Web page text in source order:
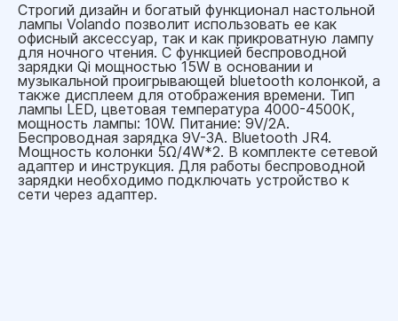
Строгий дизайн и богатый функционал настольной
лампы Volando позволит использовать ее как
офисный аксессуар, так и как прикроватную лампу
для ночного чтения. С функцией беспроводной
зарядки Qi мощностью 15W в основании и
музыкальной проигрывающей bluetooth колонкой, а
также дисплеем для отображения времени. Тип
лампы LED, цветовая температура 4000-4500К,
мощность лампы: 10W. Питание: 9V/2A.
Беспроводная зарядка 9V-3A. Bluetooth JR4.
Мощность колонки 5Ω/4W*2. В комплекте сетевой
адаптер и инструкция. Для работы беспроводной
зарядки необходимо подключать устройство к
сети через адаптер.